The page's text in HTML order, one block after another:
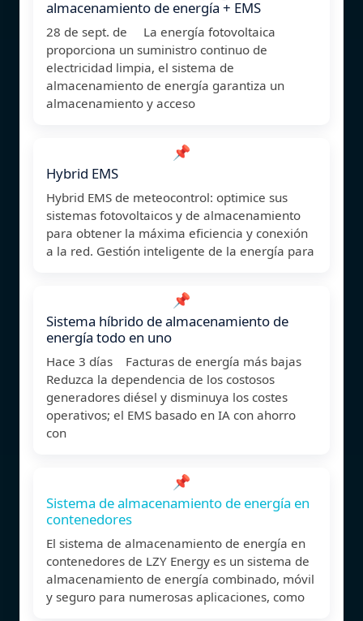
almacenamiento de energía + EMS
28 de sept. de La energía fotovoltaica
proporciona un suministro continuo de
electricidad limpia, el sistema de
almacenamiento de energía garantiza un
almacenamiento y acceso
📌
Hybrid EMS
Hybrid EMS de meteocontrol: optimice sus
sistemas fotovoltaicos y de almacenamiento
para obtener la máxima eficiencia y conexión
a la red. Gestión inteligente de la energía para
📌
Sistema híbrido de almacenamiento de
energía todo en uno
Hace 3 días Facturas de energía más bajas
Reduzca la dependencia de los costosos
generadores diésel y disminuya los costes
operativos; el EMS basado en IA con ahorro
con
📌
Sistema de almacenamiento de energía en
contenedores
El sistema de almacenamiento de energía en
contenedores de LZY Energy es un sistema de
almacenamiento de energía combinado, móvil
y seguro para numerosas aplicaciones, como